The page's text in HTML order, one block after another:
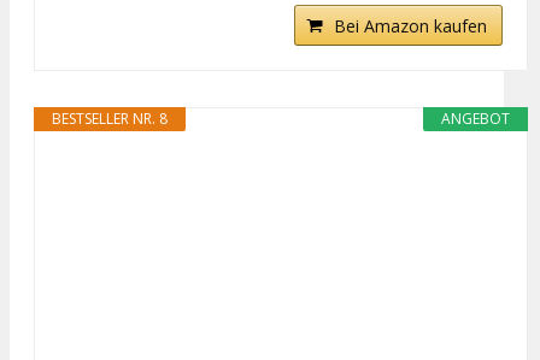
Bei Amazon kaufen
ANGEBOT
BESTSELLER NR. 8